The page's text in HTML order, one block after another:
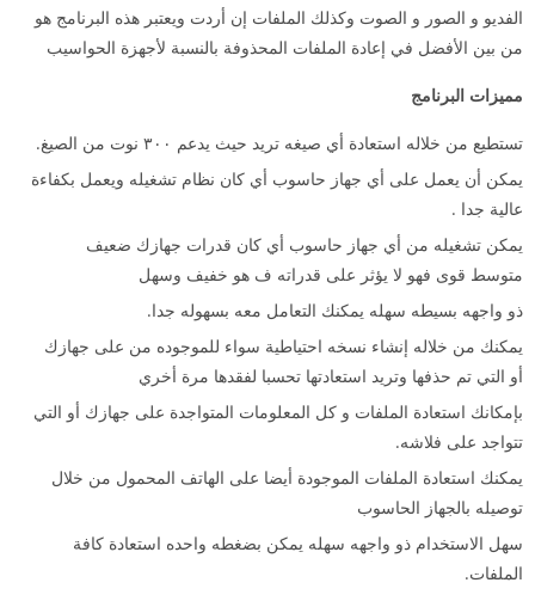
الفديو و الصور و الصوت وكذلك الملفات إن أردت ويعتبر هذه البرنامج هو
من بين الأفضل في إعادة الملفات المحذوفة بالنسبة لأجهزة الحواسيب
مميزات البرنامج
تستطيع من خلاله استعادة أي صيغه تريد حيث يدعم ٣٠٠ نوت من الصيغ.
يمكن أن يعمل على أي جهاز حاسوب أي كان نظام تشغيله ويعمل بكفاءة
عالية جدا .
يمكن تشغيله من أي جهاز حاسوب أي كان قدرات جهازك ضعيف
متوسط قوى فهو لا يؤثر على قدراته ف هو خفيف وسهل
ذو واجهه بسيطه سهله يمكنك التعامل معه بسهوله جدا.
يمكنك من خلاله إنشاء نسخه احتياطية سواء للموجوده من على جهازك
أو التي تم حذفها وتريد استعادتها تحسبا لفقدها مرة أخري
بإمكانك استعادة الملفات و كل المعلومات المتواجدة على جهازك أو التي
تتواجد على فلاشه.
يمكنك استعادة الملفات الموجودة أيضا على الهاتف المحمول من خلال
توصيله بالجهاز الحاسوب
سهل الاستخدام ذو واجهه سهله يمكن بضغطه واحده استعادة كافة
الملفات.